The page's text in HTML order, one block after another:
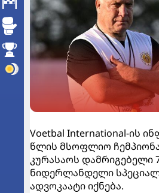
Voetbal International-ის
წლის მსოფლიო
კურასაოს დამრიგებელი
ნიდერლანდელი
ადვოკაატი იქნება.